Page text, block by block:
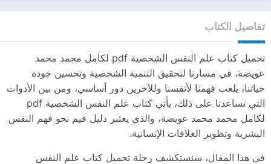
تفاصيل الكتاب
تحميل كتاب علم النفس الشخصية pdf لكامل محمد محمد
عويضة، في مسارنا لتحقيق التنمية الشخصية وتحسين جودة
حياتنا، يلعب فهمنا لأنفسنا وللآخرين دور أساسي، ومن بين الأدوات
التي تساعدنا على ذلك، يأتي كتاب علم النفس الشخصية pdf
لكامل محمد محمد عويضة، والذي يعتبر دليل قيم نحو فهم النفس
البشرية وتطوير العلاقات الإنسانية.
في هذا المقال، سنستكشف رحلة تحميل كتاب علم النفس